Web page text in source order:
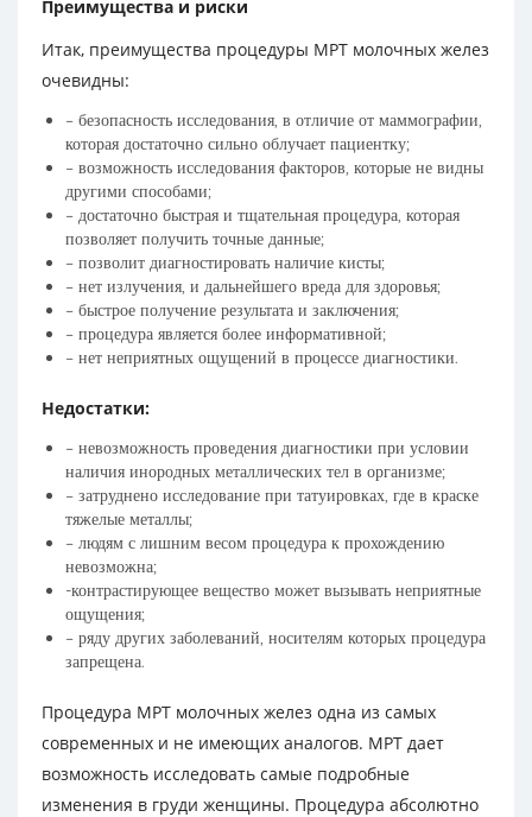
Преимущества и риски
Итак, преимущества процедуры МРТ молочных желез
очевидны:
– безопасность исследования, в отличие от маммографии,
которая достаточно сильно облучает пациентку;
– возможность исследования факторов, которые не видны
другими способами;
– достаточно быстрая и тщательная процедура, которая
позволяет получить точные данные;
– позволит диагностировать наличие кисты;
– нет излучения, и дальнейшего вреда для здоровья;
– быстрое получение результата и заключения;
– процедура является более информативной;
– нет неприятных ощущений в процессе диагностики.
Недостатки:
– невозможность проведения диагностики при условии
наличия инородных металлических тел в организме;
– затруднено исследование при татуировках, где в краске
тяжелые металлы;
– людям с лишним весом процедура к прохождению
невозможна;
-контрастирующее вещество может вызывать неприятные
ощущения;
– ряду других заболеваний, носителям которых процедура
запрещена.
Процедура МРТ молочных желез одна из самых
современных и не имеющих аналогов. МРТ дает
возможность исследовать самые подробные
изменения в груди женщины. Процедура абсолютно